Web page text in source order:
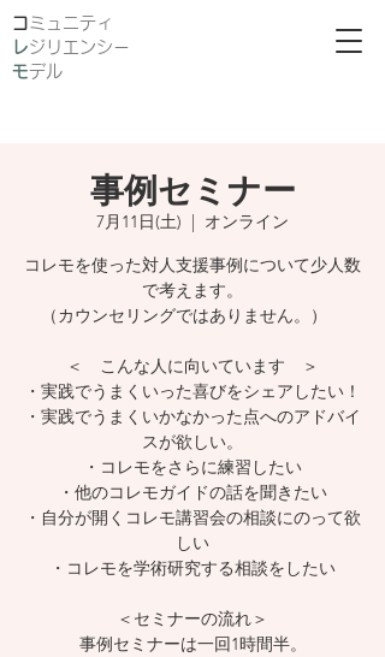
​ミュニティ
レジリエンシー
モデル
事例セミナー
7月11日(土)
  |
オンライン
コレモを使った対人支援事例について少人数
で考えます。
（カウンセリングではありません。）
＜ こんな人に向いています ＞
・実践でうまくいった喜びをシェアしたい！
・実践でうまくいかなかった点へのアドバイ
スが欲しい。
・コレモをさらに練習したい
・他のコレモガイドの話を聞きたい
・自分が開くコレモ講習会の相談にのって欲
しい
・コレモを学術研究する相談をしたい
＜セミナーの流れ＞
事例セミナーは一回1時間半。